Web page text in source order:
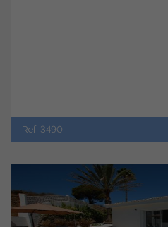
Ref. 3490